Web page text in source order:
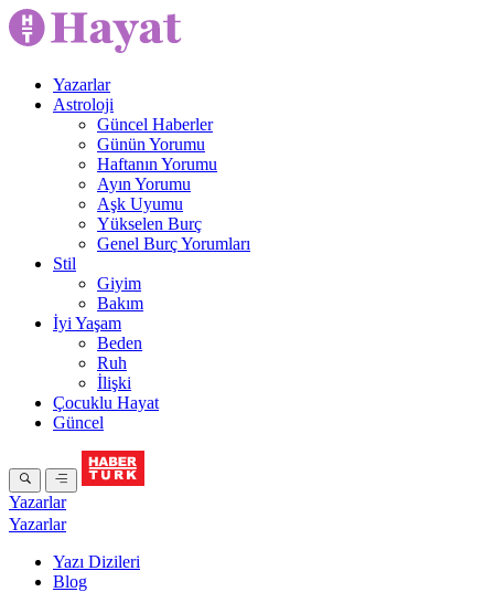
Yazarlar
Astroloji
Güncel Haberler
Günün Yorumu
Haftanın Yorumu
Ayın Yorumu
Aşk Uyumu
Yükselen Burç
Genel Burç Yorumları
Stil
Giyim
Bakım
İyi Yaşam
Beden
Ruh
İlişki
Çocuklu Hayat
Güncel
Yazarlar
Yazarlar
Yazı Dizileri
Blog